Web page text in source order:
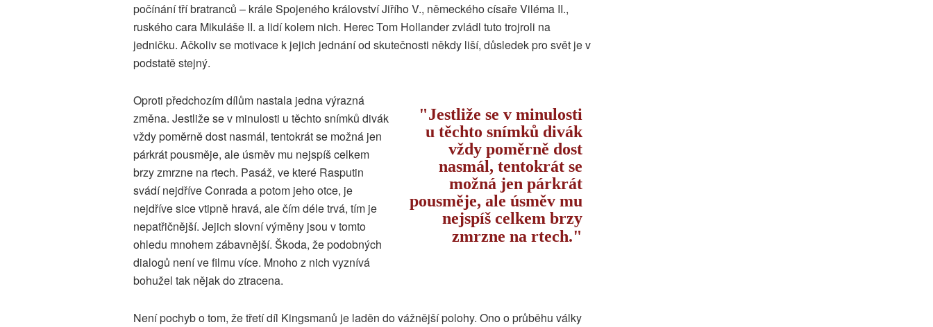
počínání tří bratranců – krále Spojeného království Jiřího V., německého císaře Viléma II.,
ruského cara Mikuláše II. a lidí kolem nich. Herec Tom Hollander zvládl tuto trojroli na
jedničku. Ačkoliv se motivace k jejich jednání od skutečnosti někdy liší, důsledek pro svět je v
podstatě stejný.
Jestliže se v minulosti
u těchto snímků divák
vždy poměrně dost
nasmál, tentokrát se
možná jen párkrát
pousměje, ale úsměv mu
nejspíš celkem brzy
zmrzne na rtech.
Oproti předchozím dílům nastala jedna výrazná
změna. Jestliže se v minulosti u těchto snímků divák
vždy poměrně dost nasmál, tentokrát se možná jen
párkrát pousměje, ale úsměv mu nejspíš celkem
brzy zmrzne na rtech. Pasáž, ve které Rasputin
svádí nejdříve Conrada a potom jeho otce, je
nejdříve sice vtipně hravá, ale čím déle trvá, tím je
nepatřičnější. Jejich slovní výměny jsou v tomto
ohledu mnohem zábavnější. Škoda, že podobných
dialogů není ve filmu více. Mnoho z nich vyznívá
bohužel tak nějak do ztracena.
Není pochyb o tom, že třetí díl Kingsmanů je laděn do vážnější polohy. Ono o průběhu války